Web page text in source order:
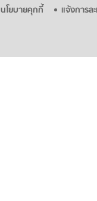
นโยบายคุกกี้ แจ้งการล